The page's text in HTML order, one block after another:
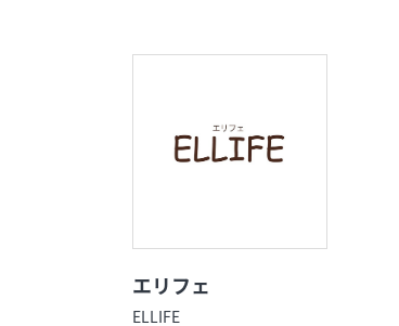
オフィシャルアカウント
エリフェ
ELLIFE